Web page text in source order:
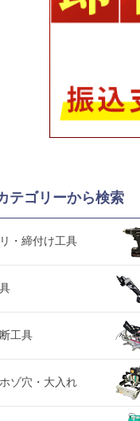
テゴリーから検索
・締付け工具
工具
ゾ穴・大入れ